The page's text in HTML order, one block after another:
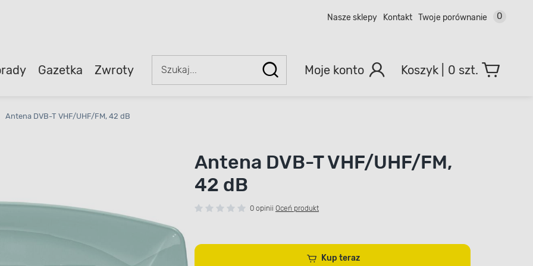
Nasze sklepy Kontakt Twoje porównanie 0
Gazetka Zwroty Moje konto 0 szt.
Antena DVB-T VHF/UHF/FM, 42 dB
Antena DVB-T VHF/UHF/FM,
42 dB
0 opinii Oceń produkt
Kup teraz